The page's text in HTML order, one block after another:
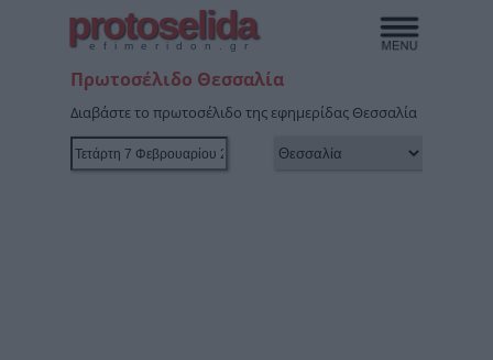
protoselida
efimeridon.gr
Πρωτοσέλιδο Θεσσαλία
Διαβάστε το πρωτοσέλιδο της εφημερίδας Θεσσαλία